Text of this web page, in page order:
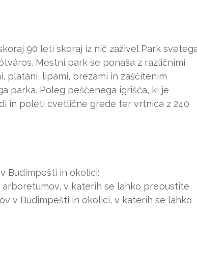
90 leti skoraj iz nič zaživel Park
Mestni park se ponaša z različnimi
platani, lipami, brezami in zaščitenim
parka. Poleg peščenega igrišča, ki je
in poleti cvetlične grede ter vrtnica z 240
Budimpešti in okolici:
v katerih se lahko prepustite
v Budimpešti in okolici, v katerih se lahko